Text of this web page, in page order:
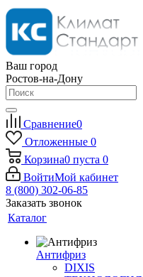
Ваш город
Ростов-на-Дону
Сравнение0
Отложенные 0
Корзина0 пуста 0
ВойтиМой кабинет
8 (800) 302-06-85
Заказать звонок
Каталог
Антифриз
DIXIS